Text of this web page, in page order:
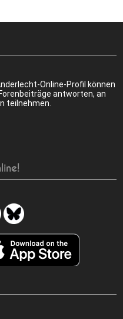
Online-Profil können
antworten, an
teilnehmen.